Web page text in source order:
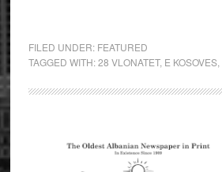
FILED UNDER: FEATURED
TAGGED WITH:28 VLONATET, E KOSOVES,